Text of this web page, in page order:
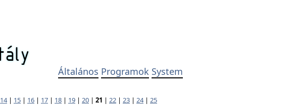
Általános Programok System
14| 15 | 16 | 17 | 18 | 19 | 20 | 21 | 22 | 23 | 24| 25